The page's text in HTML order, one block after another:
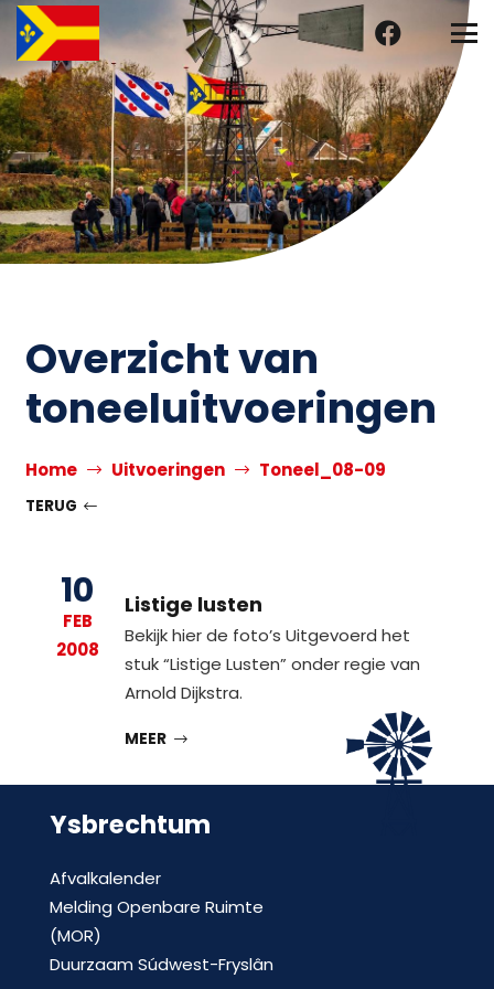
Overzicht van
toneeluitvoeringen
Home Uitvoeringen Toneel_08-09
TERUG
10
FEB
2008
Listige lusten
Bekijk hier de foto’s Uitgevoerd het
stuk “Listige Lusten” onder regie van
Arnold Dijkstra.
MEER
Ysbrechtum
Afvalkalender
Melding Openbare Ruimte
(MOR)
Duurzaam Súdwest-Fryslân